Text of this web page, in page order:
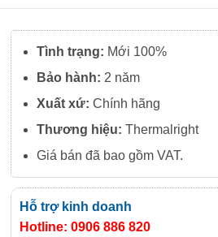
Tình trạng: Mới 100%
Bảo hành: 2 năm
Xuất xứ: Chính hãng
Thương hiệu: Thermalright
Giá bán đã bao gồm VAT.
Hỗ trợ kinh doanh
Hotline: 0906 886 820